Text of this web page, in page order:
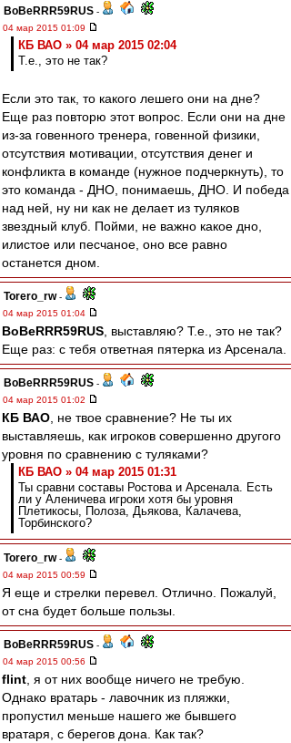
BoBeRRR59RUS -
04 мар 2015 01:09
КБ ВАО » 04 мар 2015 02:04
Т.е., это не так?
Если это так, то какого лешего они на дне?
Еще раз повторю этот вопрос. Если они на дне
из-за говенного тренера, говенной физики,
отсутствия мотивации, отсутствия денег и
конфликта в команде (нужное подчеркнуть), то
это команда - ДНО, понимаешь, ДНО. И победа
над ней, ну ни как не делает из туляков
звездный клуб. Пойми, не важно какое дно,
илистое или песчаное, оно все равно
останется дном.
Torero_rw-
04 мар 2015 01:04
BoBeRRR59RUS , выставляю? Т.е., это не так?
Еще раз: с тебя ответная пятерка из Арсенала.
BoBeRRR59RUS -
04 мар 2015 01:02
КБ ВАО , не твое сравнение? Не ты их
выставляешь, как игроков совершенно другого
уровня по сравнению с туляками?
КБ ВАО » 04 мар 2015 01:31
Ты сравни составы Ростова и Арсенала. Есть
ли у Аленичева игроки хотя бы уровня
Плетикосы, Полоза, Дьякова, Калачева,
Торбинского?
Torero_rw-
04 мар 2015 00:59
Я еще и стрелки перевел. Отлично. Пожалуй,
от сна будет больше пользы.
BoBeRRR59RUS -
04 мар 2015 00:56
flint , я от них вообще ничего не требую.
Однако вратарь - лавочник из пляжки,
пропустил меньше нашего же бывшего
вратаря, с берегов дона. Как так?